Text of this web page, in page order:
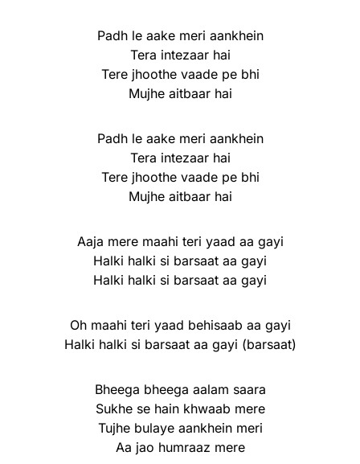
Padh le aake meri aankhein
Tera intezaar hai
Tere jhoothe vaade pe bhi
Mujhe aitbaar hai
Padh le aake meri aankhein
Tera intezaar hai
Tere jhoothe vaade pe bhi
Mujhe aitbaar hai
Aaja mere maahi teri yaad aa gayi
Halki halki si barsaat aa gayi
Halki halki si barsaat aa gayi
Oh maahi teri yaad behisaab aa gayi
Halki halki si barsaat aa gayi (barsaat)
Bheega bheega aalam saara
Sukhe se hain khwaab mere
Tujhe bulaye aankhein meri
Aa jao humraaz mere